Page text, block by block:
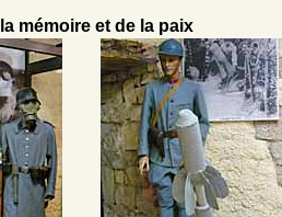
mémoire et de la paix